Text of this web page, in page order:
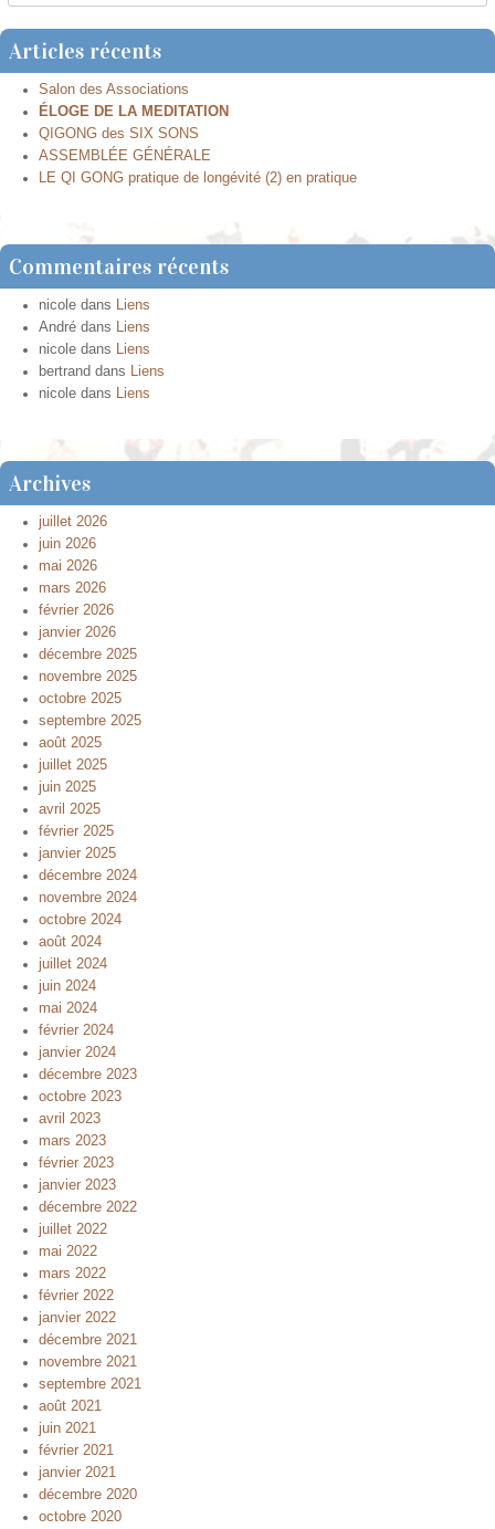
Articles récents
Salon des Associations
ÉLOGE DE LA MEDITATION
QIGONG des SIX SONS
ASSEMBLÉE GÉNÉRALE
LE QI GONG pratique de longévité (2) en pratique
Commentaires récents
nicole dans Liens
André dans Liens
nicole dans Liens
bertrand dans Liens
nicole dans Liens
Archives
juillet 2026
juin 2026
mai 2026
mars 2026
février 2026
janvier 2026
décembre 2025
novembre 2025
octobre 2025
septembre 2025
août 2025
juillet 2025
juin 2025
avril 2025
février 2025
janvier 2025
décembre 2024
novembre 2024
octobre 2024
août 2024
juillet 2024
juin 2024
mai 2024
février 2024
janvier 2024
décembre 2023
octobre 2023
avril 2023
mars 2023
février 2023
janvier 2023
décembre 2022
juillet 2022
mai 2022
mars 2022
février 2022
janvier 2022
décembre 2021
novembre 2021
septembre 2021
août 2021
juin 2021
février 2021
janvier 2021
décembre 2020
octobre 2020